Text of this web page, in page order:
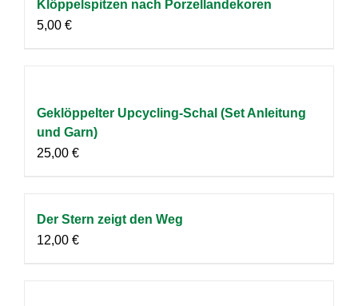
Klöppelspitzen nach Porzellandekoren
5,00 €
Geklöppelter Upcycling-Schal (Set Anleitung
und Garn)
25,00 €
Der Stern zeigt den Weg
12,00 €